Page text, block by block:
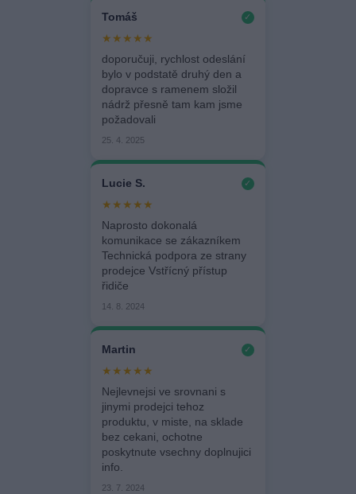
Tomáš ✓
★★★★★
doporučuji, rychlost odeslání
bylo v podstatě druhý den a
dopravce s ramenem složil
nádrž přesně tam kam jsme
požadovali
25. 4. 2025
Lucie S. ✓
★★★★★
Naprosto dokonalá
komunikace se zákazníkem
Technická podpora ze strany
prodejce Vstřícný přístup
řidiče
14. 8. 2024
Martin ✓
★★★★★
Nejlevnejsi ve srovnani s
jinymi prodejci tehoz
produktu, v miste, na sklade
bez cekani, ochotne
poskytnute vsechny doplnujici
info.
23. 7. 2024